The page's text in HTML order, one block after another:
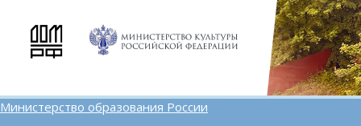
Министерство образования России